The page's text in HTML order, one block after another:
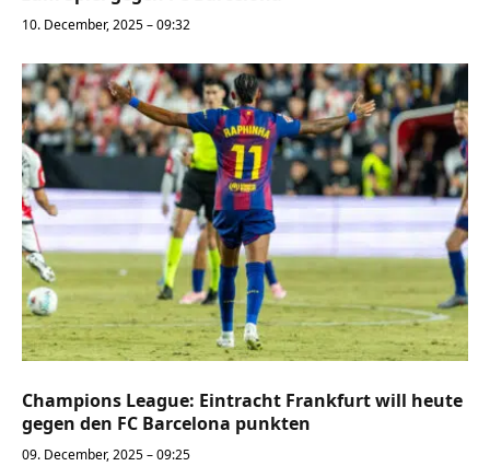
10. December, 2025 – 09:32
Champions League: Eintracht Frankfurt will heute
gegen den FC Barcelona punkten
09. December, 2025 – 09:25